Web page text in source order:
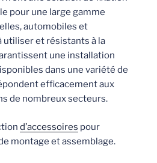
pour une large gamme
automobiles et
utiliser et résistants à la
une installation
dans une variété de
efficacement aux
de nombreux secteurs.
d’accessoires pour
montage et assemblage.